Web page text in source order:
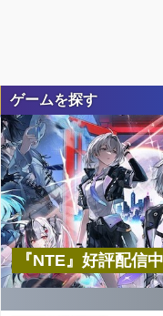
ゲームを探す
『NTE』好評配信中